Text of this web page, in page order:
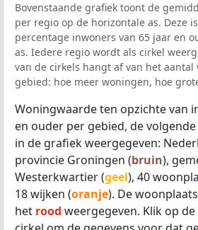
Bovenstaande grafiek toont de
per regio op de horizontale as. Deze
percentage inwoners van 65 jaar en
as. Iedere regio wordt als cirkel
van de cirkels hangt af van het
gebied: hoe meer woningen, hoe
Woningwaarde ten opzichte van
en ouder per gebied, de
in de grafiek weergegeven:
provincie Groningen (bruin),
Westerkwartier (geel), 40
18 wijken (oranje). De
het rood weergegeven. Klik op